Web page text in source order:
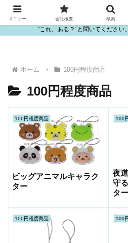
ビニール・プラスチック製
”これ、ある？”と聞いてください
ホーム 100円程度商品
100円程度商品
100円程度商品
ビッグアニマルキャラク
ター
100
夜
守
タ
100円程度商品 100
メニュー 会社概要 検索